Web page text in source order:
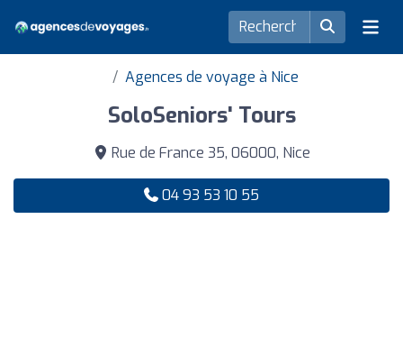
Agences de voyage à Nice
SoloSeniors' Tours
Rue de France 35, 06000, Nice
04 93 53 10 55